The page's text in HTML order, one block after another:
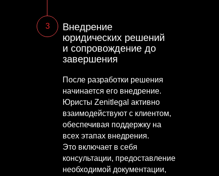
После разработки решения
начинается его внедрение.
Юристы Zenitlegal активно
взаимодействуют с клиентом,
обеспечивая поддержку на
всех этапах внедрения.
Это включает в себя
консультации, предоставление
необходимой документации,
Внедрение
юридических решений
и сопровождение до
завершения
3